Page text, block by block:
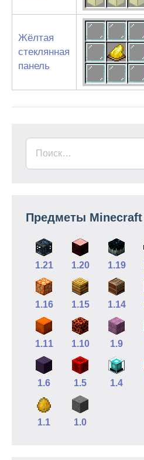
Жёлтая
стеклянная
панель
Предметы Minecraft
1.21 1.20 1.19
1.16 1.15 1.14
1.11 1.10 1.9
1.6 1.5 1.4
1.1 1.0